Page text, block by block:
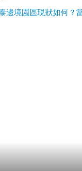
境園區現狀如何？當地